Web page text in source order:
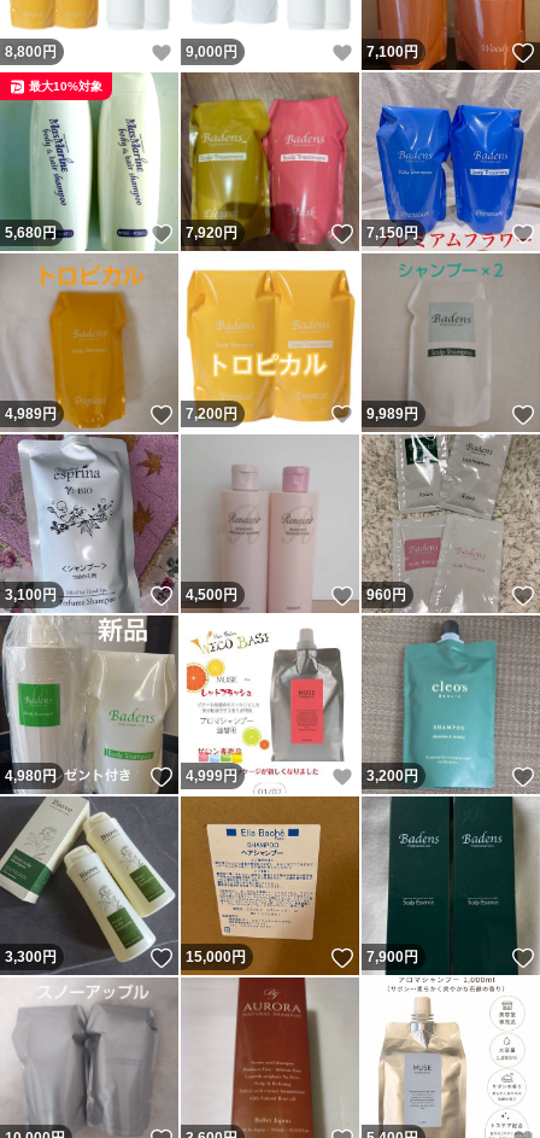
8,800 円 いいね！
9,000 円 いいね！
7,100円
5,680円 いいね！
最大10%対象
7,920円 いいね！
7,150円
4,989円 いいね！
7,200円 いいね！
9,989円
3,100円 いいね！
4,500円 いいね！
960円
4,980円 いいね！
4,999円 いいね！
3,200円
3,300円 いいね！
15,000円 いいね！
7,900円